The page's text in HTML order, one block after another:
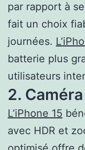
par rapport à
fait un choix
journées.
batterie plus
utilisateurs
2.
L’iPhone 15
avec HDR et